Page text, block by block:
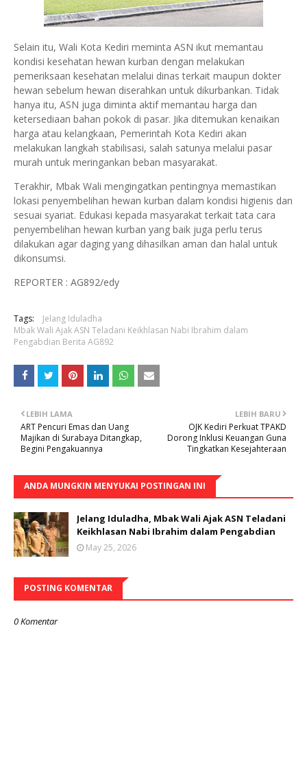
Selain itu, Wali Kota Kediri meminta ASN ikut memantau
kondisi kesehatan hewan kurban dengan melakukan
pemeriksaan kesehatan melalui dinas terkait maupun dokter
hewan sebelum hewan diserahkan untuk dikurbankan. Tidak
hanya itu, ASN juga diminta aktif memantau harga dan
ketersediaan bahan pokok di pasar. Jika ditemukan kenaikan
harga atau kelangkaan, Pemerintah Kota Kediri akan
melakukan langkah stabilisasi, salah satunya melalui pasar
murah untuk meringankan beban masyarakat.
Terakhir, Mbak Wali mengingatkan pentingnya memastikan
lokasi penyembelihan hewan kurban dalam kondisi higienis dan
sesuai syariat. Edukasi kepada masyarakat terkait tata cara
penyembelihan hewan kurban yang baik juga perlu terus
dilakukan agar daging yang dihasilkan aman dan halal untuk
dikonsumsi.
REPORTER : AG892/edy
Tags:
Jelang Iduladha
Mbak Wali Ajak ASN Teladani Keikhlasan Nabi Ibrahim dalam
Pengabdian Berita AG892
LEBIH BARU
OJK Kediri Perkuat TPAKD
Dorong Inklusi Keuangan Guna
Tingkatkan Kesejahteraan
LEBIH LAMA
ART Pencuri Emas dan Uang
Majikan di Surabaya Ditangkap,
Begini Pengakuannya
ANDA MUNGKIN MENYUKAI POSTINGAN INI
Jelang Iduladha, Mbak Wali Ajak ASN Teladani
Keikhlasan Nabi Ibrahim dalam Pengabdian
May 25, 2026
POSTING KOMENTAR
0 Komentar